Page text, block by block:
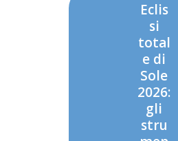
Eclis
si
total
e di
Sole
2026:
gli
stru